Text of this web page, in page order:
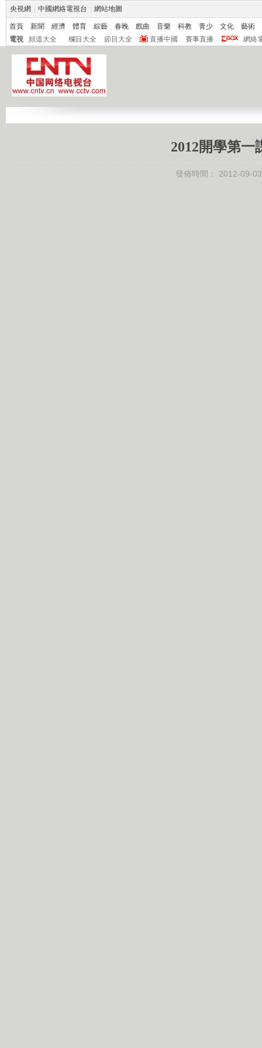
央視網 中國網絡電視台 網站地圖
首頁 新聞 經濟 體育 綜藝 春晚 戲曲 音樂 科教 青少 文化
藝術
電視
頻道大全 欄目大全 節目大全 直播中國 賽事直播 網絡
2012開學第一
發佈時間： 2012-09-